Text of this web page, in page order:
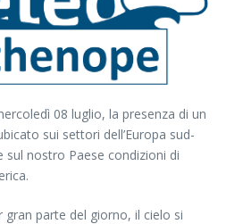
08 luglio, la presenza di un
sui settori dell’Europa sud-
sul nostro Paese condizioni di
gran parte del giorno, il cielo si